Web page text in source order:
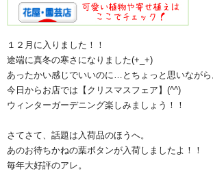
１２月に入りました！！
途端に真冬の寒さになりました(+_+)
あったかい感じでいいのに…とちょっと思いながら
今日からお店では【クリスマスフェア】(^^)
ウィンターガーデニング楽しみましょう！！
さてさて、話題は入荷品のほうへ。
あのお待ちかねの葉ボタンが入荷しましたよ！！
毎年大好評のアレ。